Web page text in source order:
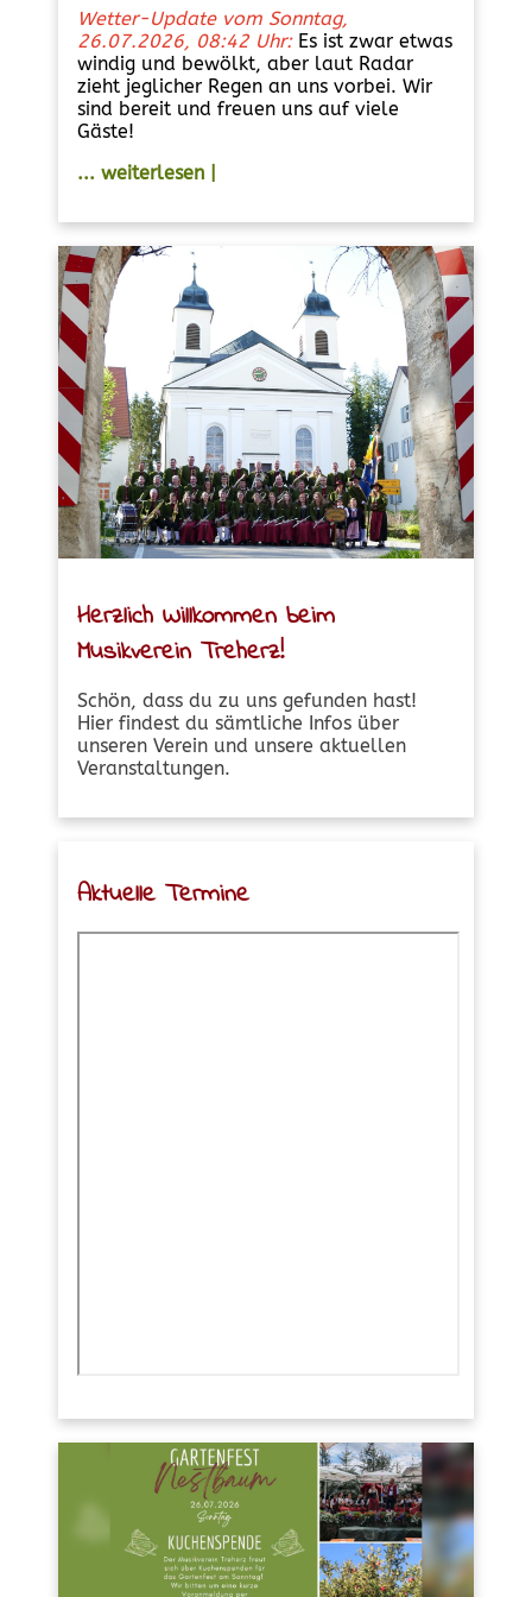
Wetter-Update vom Sonntag,
26.07.2026, 08:42 Uhr: Es ist zwar etwas
windig und bewölkt, aber laut Radar
zieht jeglicher Regen an uns vorbei. Wir
sind bereit und freuen uns auf viele
Gäste!
... weiterlesen |
Herzlich Willkommen beim
Musikverein Treherz!
Schön, dass du zu uns gefunden hast!
Hier findest du sämtliche Infos über
unseren Verein und unsere aktuellen
Veranstaltungen.
Aktuelle Termine